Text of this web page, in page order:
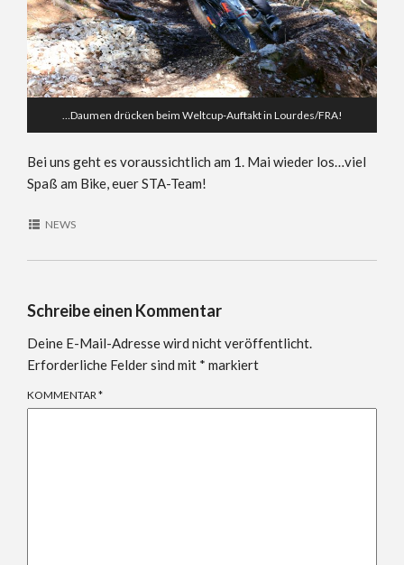
…Daumen drücken beim Weltcup-Auftakt in Lourdes/FRA!
Bei uns geht es voraussichtlich am 1. Mai wieder los…viel
Spaß am Bike, euer STA-Team!
NEWS
Schreibe einen Kommentar
Deine E-Mail-Adresse wird nicht veröffentlicht.
Erforderliche Felder sind mit * markiert
KOMMENTAR *